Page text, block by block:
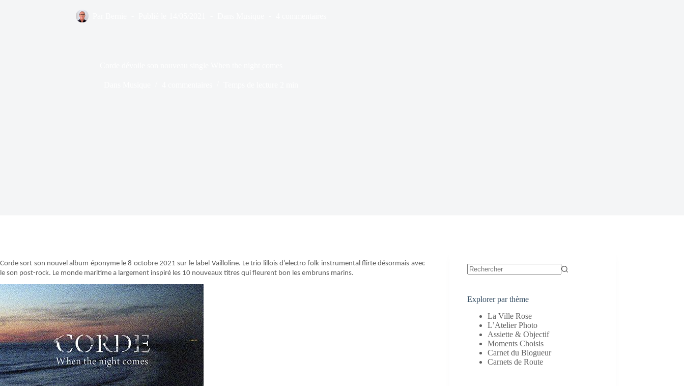
Corde sort son nouvel album éponyme le 8 octobre 2021 sur le label Vailloline. Le trio lillois d’electro folk instrumental flirte désormais avec
le son post-rock. Le monde maritime a largement inspiré les 10 nouveaux titres qui fleurent bon les embruns marins.
Explorer par thème
La Ville Rose
L’Atelier Photo
Assiette & Objectif
Moments Choisis
Carnet du Blogueur
Carnets de Route